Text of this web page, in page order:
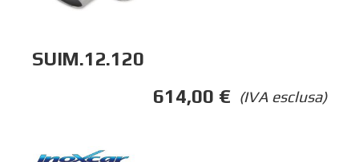
SUIM.12.120
(IVA esclusa)
614,00 €